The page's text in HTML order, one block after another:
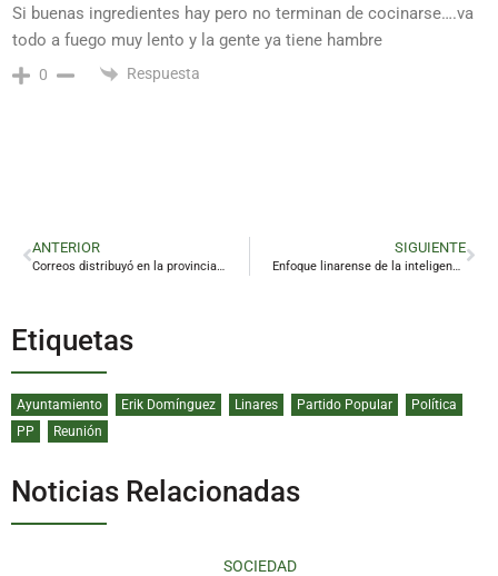
Si buenas ingredientes hay pero no terminan de cocinarse….va
todo a fuego muy lento y la gente ya tiene hambre
0 Respuesta
ANTERIOR
Correos distribuyó en la provincia más de 10.500 de distintivos ambientales de la DGT durante 2024
SIGUIENTE
Enfoque linarense de la inteligencia artificial con visión internacional
Etiquetas
Ayuntamiento Erik Domínguez Linares Partido Popular
Política
PP
Reunión
Noticias Relacionadas
SOCIEDAD